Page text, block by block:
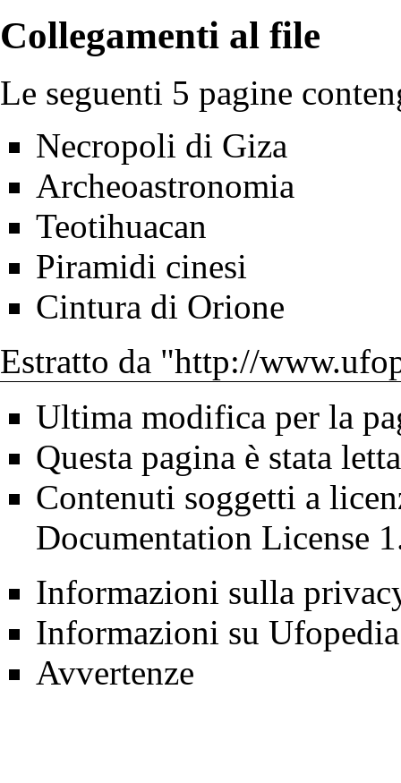
Collegamenti al file
Le seguenti 5 pagine
Necropoli di Giza
Archeoastronomia
Teotihuacan
Piramidi cinesi
Cintura di Orione
Estratto da "http://
Ultima modifica per la
Questa pagina è stata
Contenuti soggetti a
Documentation License
Informazioni sulla
Informazioni su Ufopedia
Avvertenze